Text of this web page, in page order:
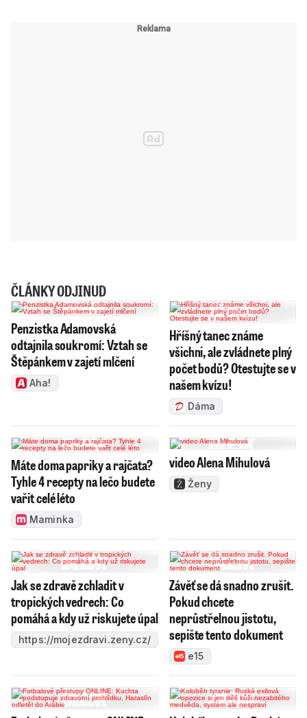
ČLÁNKY ODJINUD
Penzistka Adamovská
odtajnila soukromí: Vztah se
Štěpánkem v zajetí mlčení
Aha!
Hříšný tanec známe
všichni, ale zvládnete plný
počet bodů? Otestujte se v
našem kvízu!
Dáma
Máte doma papriky a rajčata?
Tyhle 4 recepty na lečo budete
vařit celé léto
Maminka
video Alena Mihulová
Ženy
Jak se zdravě zchladit v
tropických vedrech: Co
pomáhá a kdy už riskujete úpal
https://mojezdravi.zeny.cz/
Závěť se dá snadno zrušit.
Pokud chcete
neprůstřelnou jistotu,
sepište tento dokument
e15